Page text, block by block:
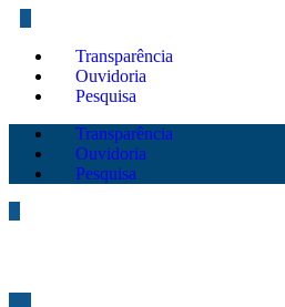
Transparência
Ouvidoria
Pesquisa
Transparência
Ouvidoria
Pesquisa